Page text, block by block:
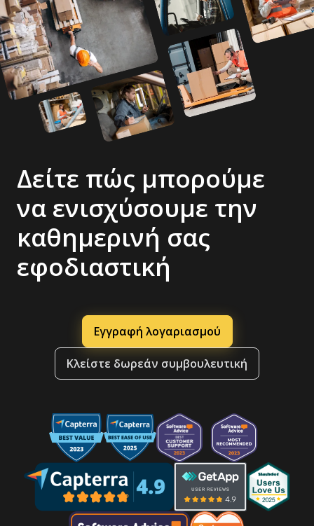
Δείτε πώς μπορούμε
να ενισχύσουμε την
καθημερινή σας
εφοδιαστική
Εγγραφή λογαριασμού
Κλείστε δωρεάν συμβουλευτική